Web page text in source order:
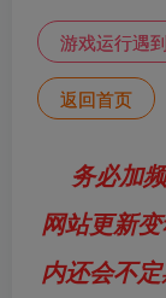
游戏运行遇
返回首页
务必加
网站更新
内还会不